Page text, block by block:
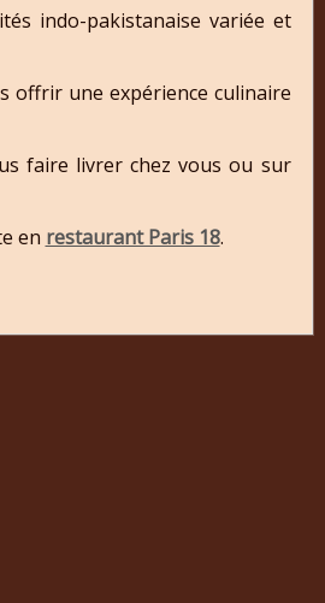
indo-pakistanaise variée et
offrir une expérience culinaire
faire livrer chez vous ou sur
en restaurant Paris 18.